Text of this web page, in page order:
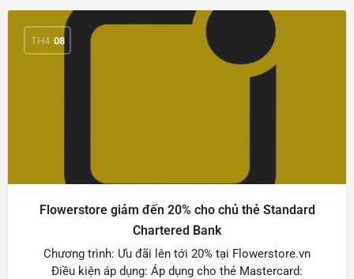
TH4 08
Flowerstore giảm đến 20% cho chủ thẻ Standard
Chartered Bank
Chương trình: Ưu đãi lên tới 20% tại Flowerstore.vn
Điều kiện áp dụng: Áp dụng cho thẻ Mastercard: